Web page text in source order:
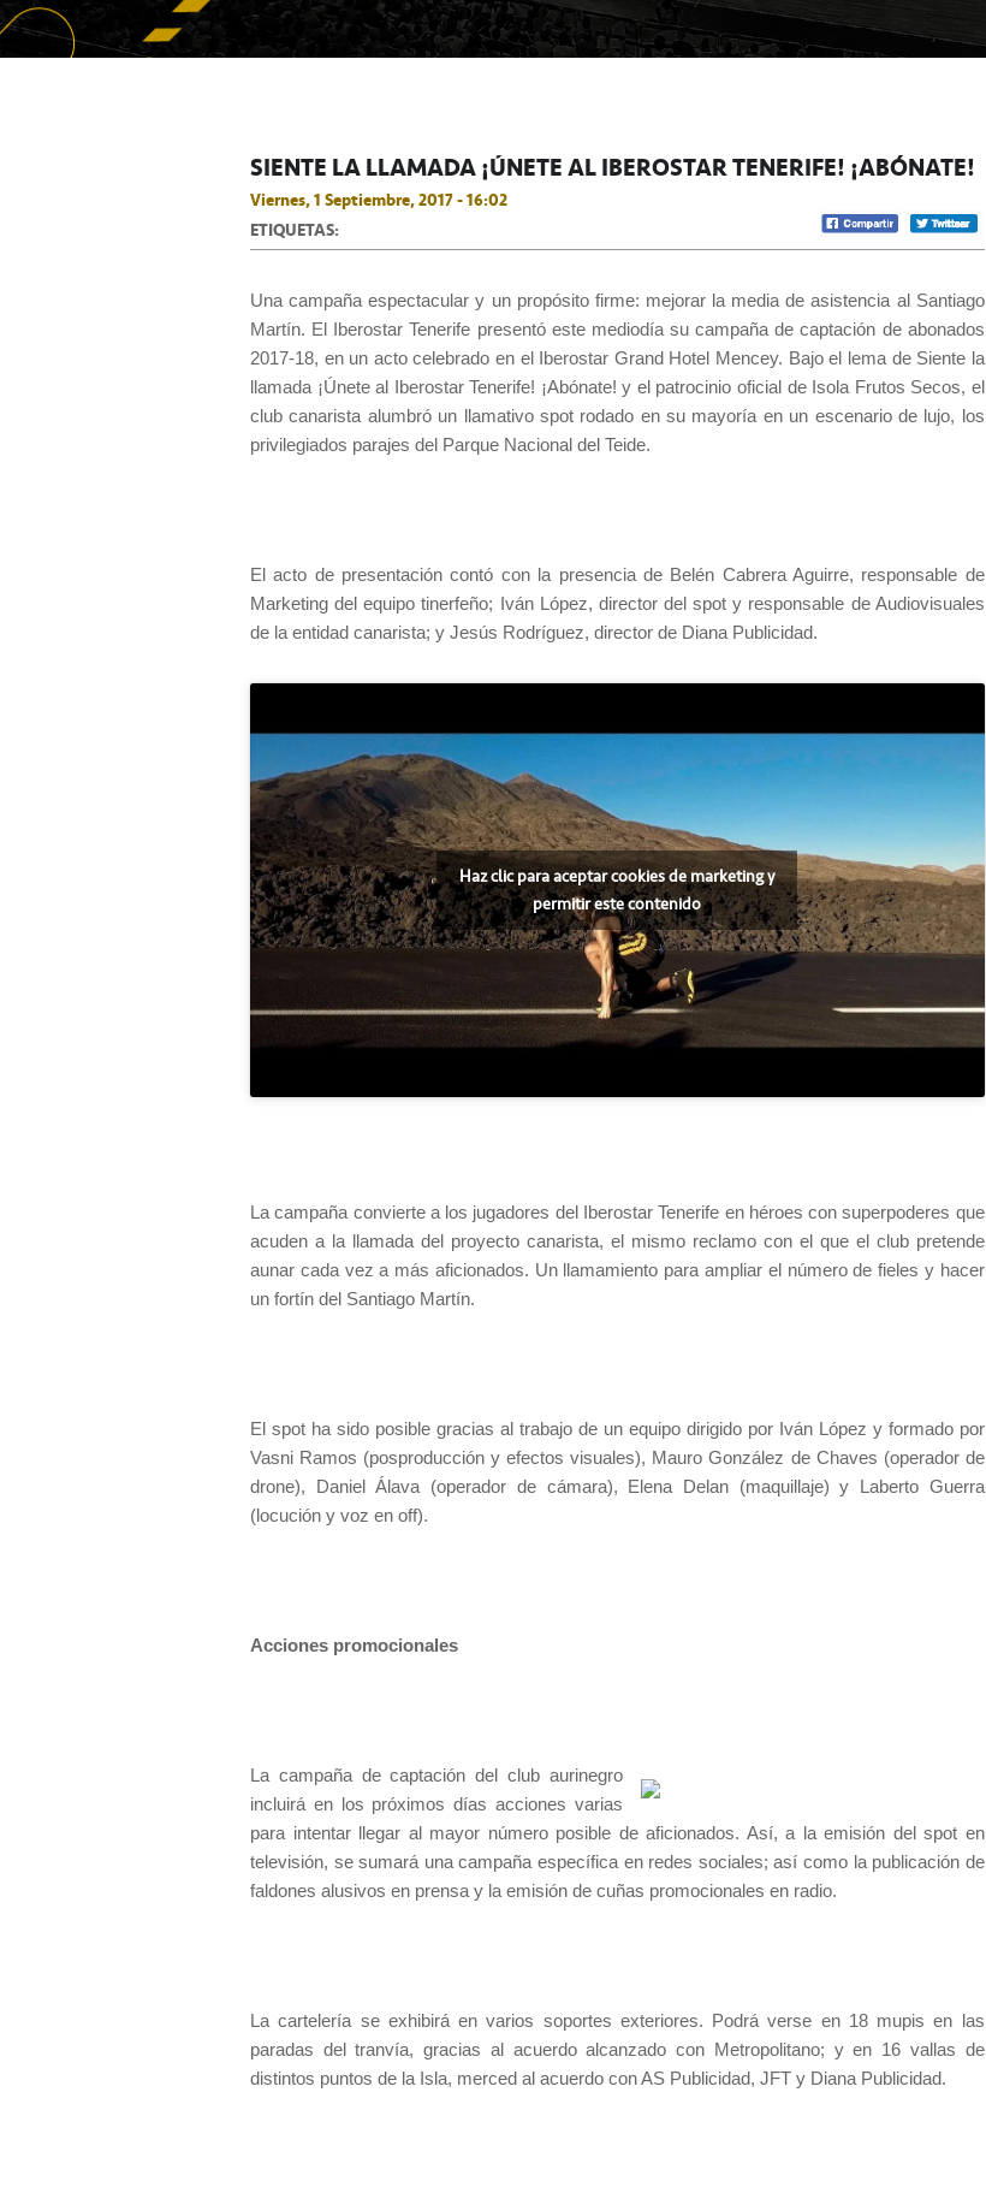
SIENTE LA LLAMADA ¡ÚNETE AL IBEROSTAR TENERIFE! ¡ABÓNATE!
Viernes, 1 Septiembre, 2017 - 16:02
ETIQUETAS:
Una campaña espectacular y un propósito firme: mejorar la media de asistencia al Santiago
Martín. El Iberostar Tenerife presentó este mediodía su campaña de captación de abonados
2017-18, en un acto celebrado en el Iberostar Grand Hotel Mencey. Bajo el lema de Siente la
llamada ¡Únete al Iberostar Tenerife! ¡Abónate! y el patrocinio oficial de Isola Frutos Secos, el
club canarista alumbró un llamativo spot rodado en su mayoría en un escenario de lujo, los
privilegiados parajes del Parque Nacional del Teide.
El acto de presentación contó con la presencia de Belén Cabrera Aguirre, responsable de
Marketing del equipo tinerfeño; Iván López, director del spot y responsable de Audiovisuales
de la entidad canarista; y Jesús Rodríguez, director de Diana Publicidad.
Haz clic para aceptar cookies de marketing y
permitir este contenido
La campaña convierte a los jugadores del Iberostar Tenerife en héroes con superpoderes que
acuden a la llamada del proyecto canarista, el mismo reclamo con el que el club pretende
aunar cada vez a más aficionados. Un llamamiento para ampliar el número de fieles y hacer
un fortín del Santiago Martín.
El spot ha sido posible gracias al trabajo de un equipo dirigido por Iván López y formado por
Vasni Ramos (posproducción y efectos visuales), Mauro González de Chaves (operador de
drone), Daniel Álava (operador de cámara), Elena Delan (maquillaje) y Laberto Guerra
(locución y voz en off).
Acciones promocionales
La campaña de captación del club aurinegro
incluirá en los próximos días acciones varias
para intentar llegar al mayor número posible de aficionados. Así, a la emisión del spot en
televisión, se sumará una campaña específica en redes sociales; así como la publicación de
faldones alusivos en prensa y la emisión de cuñas promocionales en radio.
La cartelería se exhibirá en varios soportes exteriores. Podrá verse en 18 mupis en las
paradas del tranvía, gracias al acuerdo alcanzado con Metropolitano; y en 16 vallas de
distintos puntos de la Isla, merced al acuerdo con AS Publicidad, JFT y Diana Publicidad.